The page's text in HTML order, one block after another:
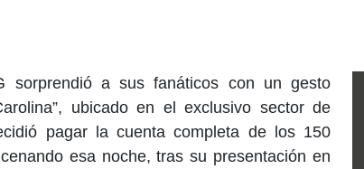
sorprendió a sus fanáticos con un gesto
ubicado en el exclusivo sector de
pagar la cuenta completa de los 150
esa noche, tras su presentación en